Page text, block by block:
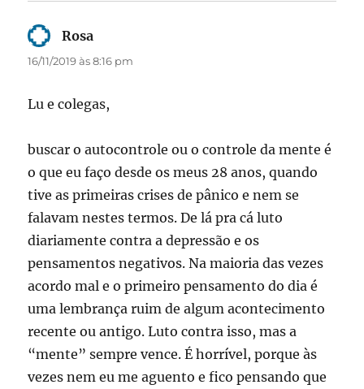
Rosa
16/11/2019 às 8:16 pm
Lu e colegas,
buscar o autocontrole ou o controle da mente é
o que eu faço desde os meus 28 anos, quando
tive as primeiras crises de pânico e nem se
falavam nestes termos. De lá pra cá luto
diariamente contra a depressão e os
pensamentos negativos. Na maioria das vezes
acordo mal e o primeiro pensamento do dia é
uma lembrança ruim de algum acontecimento
recente ou antigo. Luto contra isso, mas a
“mente” sempre vence. É horrível, porque às
vezes nem eu me aguento e fico pensando que